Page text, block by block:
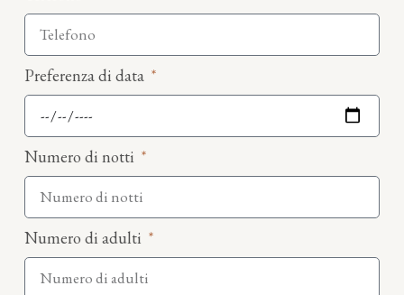
Preferenza di data
Numero di notti
Numero di adulti